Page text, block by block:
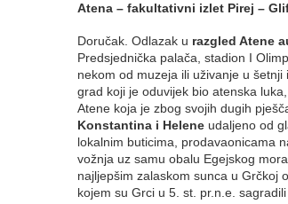
Atena – fakultativni izlet Pirej –
Doručak. Odlazak u razgled Atene
Predsjednička palača, stadion I
nekom od muzeja ili uživanje u šetnji
grad koji je oduvijek bio atenska
Atene koja je zbog svojih dugih
Konstantina i Helene udaljeno od
lokalnim buticima, prodavaonicama
vožnja uz samu obalu Egejskog
najljepšim zalaskom sunca u Grčkoj
kojem su Grci u 5. st. pr.n.e.